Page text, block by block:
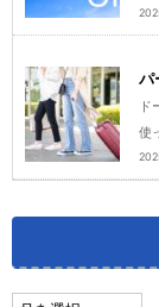
パ
ド
使